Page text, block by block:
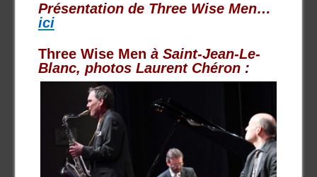
Présentation de Three Wise Men…
ici
Three Wise Men à Saint-Jean-Le-
Blanc, photos Laurent Chéron :